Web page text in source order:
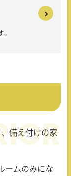
。
備え付けの家
ームのみにな